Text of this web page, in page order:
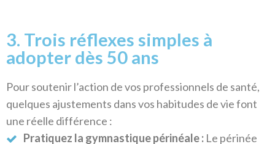
3. Trois réflexes simples à
adopter dès 50 ans
Pour soutenir l’action de vos professionnels de santé,
quelques ajustements dans vos habitudes de vie font
une réelle différence :
Pratiquez la gymnastique périnéale : Le périnée